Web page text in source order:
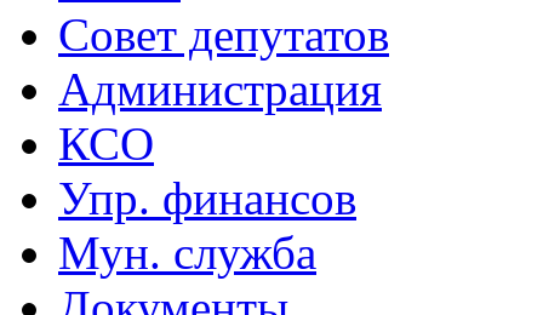
Совет депутатов
Администрация
КСО
Упр. финансов
Мун. служба